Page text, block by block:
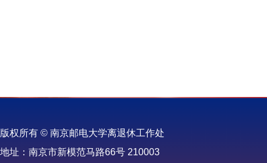
版权所有 © 南京邮电大学离退休工作处
地址：南京市新模范马路66号 210003